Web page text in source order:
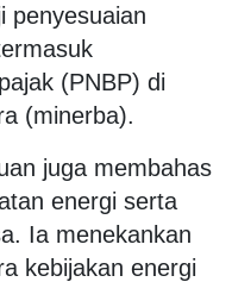
penyesuaian
(PNBP) di
(minerba).
juga membahas
energi serta
Ia menekankan
kebijakan energi